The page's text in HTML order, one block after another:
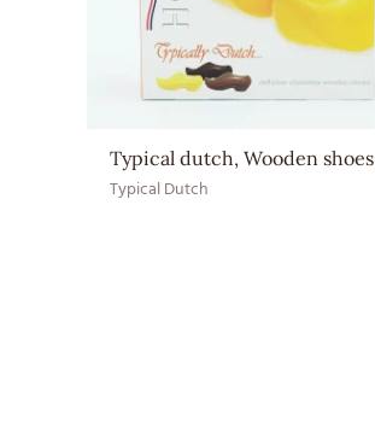
Typical dutch, Wooden shoes
Typical Dutch